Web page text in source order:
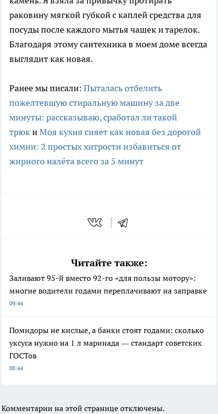
раковину мягкой губкой с каплей средства для
посуды после каждого мытья чашек и тарелок.
Благодаря этому сантехника в моем доме всегда
выглядит как новая.
Ранее мы писали: Пыталась отбелить
пожелтевшую стиральную машину за две
минуты: рассказываю, сработал ли такой
трюкиМоя кухня сияет как новая без дорогой
химии: 2 простых хитрости избавиться от
жирного налёта всего за 5 минут
Читайте также:
Заливают 95-й вместо 92-го «для пользы мотору»:
многие водители годами переплачивают на заправке
09:44
Помидоры не кислые, а банки стоят годами: сколько
уксуса нужно на 1 л маринада — стандарт советских
ГОСТов
08:44
Комментарии на этой странице отключены.